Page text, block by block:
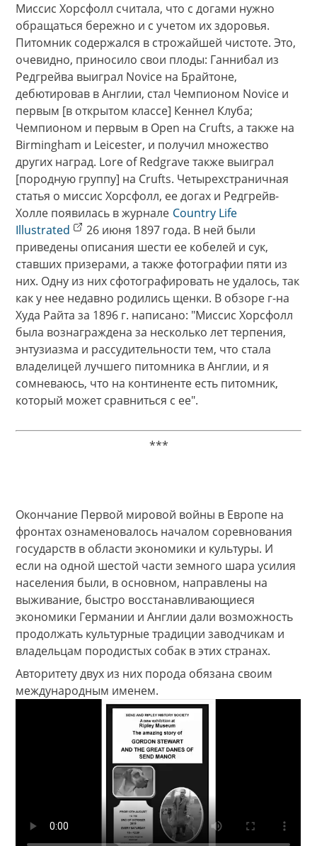
Миссис Хорсфолл считала, что с догами нужно
обращаться бережно и с учетом их здоровья.
Питомник содержался в строжайшей чистоте. Это,
очевидно, приносило свои плоды: Ганнибал из
Редгрейва выиграл Novice на Брайтоне,
дебютировав в Англии, стал Чемпионом Novice и
первым [в открытом классе] Кеннел Клуба;
Чемпионом и первым в Open на Crufts, а также на
Birmingham и Leicester, и получил множество
других наград. Lore of Redgrave также выиграл
[породную группу] на Crufts. Четырехстраничная
статья о миссис Хорсфолл, ее догах и Редгрейв-
Холле появилась в журнале Country Life
Illustrated
26 июня 1897 года. В ней были
приведены описания шести ее кобелей и сук,
ставших призерами, а также фотографии пяти из
них. Одну из них сфотографировать не удалось, так
как у нее недавно родились щенки. В обзоре г-на
Худа Райта за 1896 г. написано: "Миссис Хорсфолл
была вознаграждена за несколько лет терпения,
энтузиазма и рассудительности тем, что стала
владелицей лучшего питомника в Англии, и я
сомневаюсь, что на континенте есть питомник,
который может сравниться с ее".
***
Окончание Первой мировой войны в Европе на
фронтах ознаменовалось началом соревнования
государств в области экономики и культуры. И
если на одной шестой части земного шара усилия
населения были, в основном, направлены на
выживание, быстро восстанавливающиеся
экономики Германии и Англии дали возможность
продолжать культурные традиции заводчикам и
владельцам породистых собак в этих странах.
Авторитету двух из них порода обязана своим
международным именем.